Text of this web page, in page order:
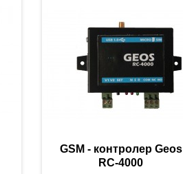
GSM - контролер Geos
RC-4000